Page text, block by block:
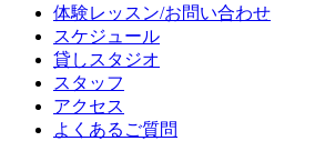
体験レッスン/お問い合わせ
スケジュール
貸しスタジオ
スタッフ
アクセス
よくあるご質問